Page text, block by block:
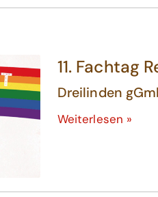
11. Fachtag
Dreilinden
Weiterlesen »